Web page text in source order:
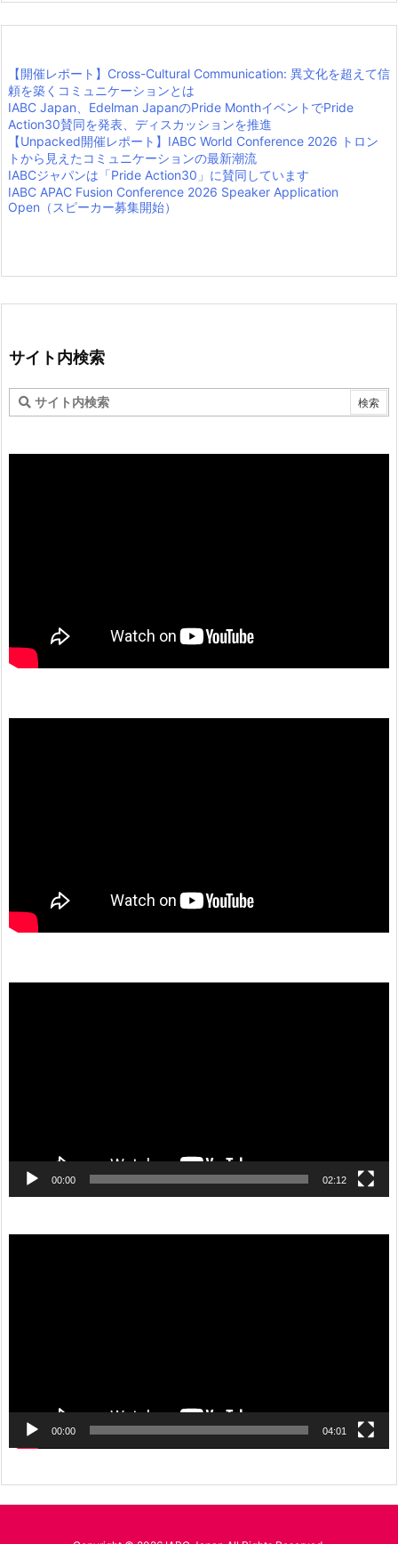
【開催レポート】Cross-Cultural Communication: 異文化を超えて信
頼を築くコミュニケーションとは
IABC Japan、Edelman JapanのPride MonthイベントでPride
Action30賛同を発表、ディスカッションを推進
【Unpacked開催レポート】IABC World Conference 2026 トロン
トから見えたコミュニケーションの最新潮流
IABCジャパンは「Pride Action30」に賛同しています
IABC APAC Fusion Conference 2026 Speaker Application
Open（スピーカー募集開始）
サイト内検索
00:00 02:12
00:00 04:01